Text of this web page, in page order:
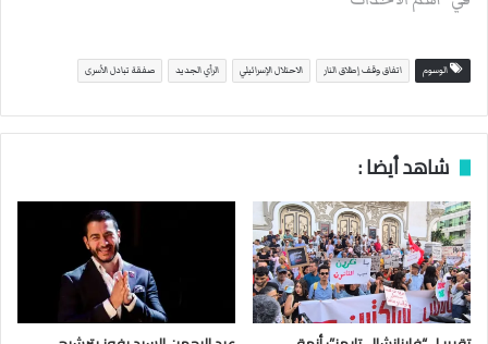
الوسوم اتفاق وقف إطلاق النار الاحتلال الإسرائيلي الرأي الجديد صفقة تبادل الأسرى
شاهد أيضا :